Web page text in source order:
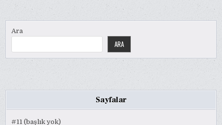
Ara
ARA
Sayfalar
#11 (başlık yok)